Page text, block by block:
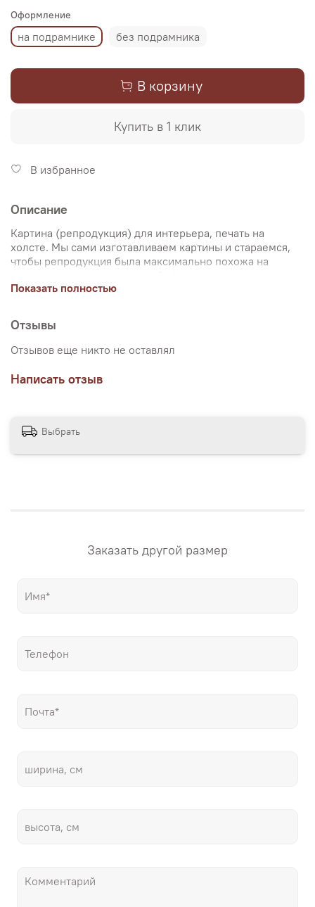
Оформление
на подрамнике без подрамника
В корзину
Купить в 1 клик
В избранное
Описание
Картина (репродукция) для интерьера, печать на
холсте. Мы сами изготавливаем картины и стараемся,
чтобы репродукция была максимально похожа на
Именно поэтому, мы уделяем особое внимание
печати используются художественный хлопковый холст
и экологические чернила. Репродукцию можно купить
на подрамнике (деревянный подрамник, галерейная
натяжка) или без подрамника (только холст,
доставляется в рулоне в тубусе). Картина продается в
нескольких вариантах размеров, представленных на
репродукции мировых шедевров живописи, только
Показать полностью
Отзывы
Отзывов еще никто не оставлял
Написать отзыв
Выбрать
Заказать другой размер